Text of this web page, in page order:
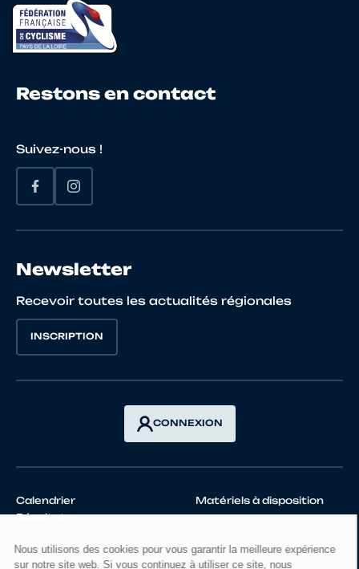
Restons en contact
Suivez-nous !
Newsletter
Recevoir toutes les actualités régionales
INSCRIPTION
CONNEXION
Calendrier
Matériels à disposition
Résultats